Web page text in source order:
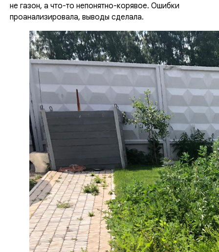
не газон, а что-то непонятно-корявое. Ошибки
проанализировала, выводы сделала.